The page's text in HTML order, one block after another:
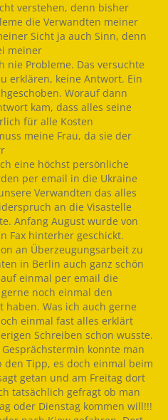
verstehen, denn bisher
die Verwandten meiner
Sicht ja auch Sinn, denn
meiner
nie Probleme. Das versuchte
erklären, keine Antwort. Ein
Worauf dann
kam, dass alles seine
für alle Kosten
meine Frau, da sie der
eine höchst persönliche
per email in die Ukraine
Verwandten das alles
an die Visastelle
Anfang August wurde von
Fax hinterher geschickt.
an Überzeugungsarbeit zu
in Berlin auch ganz schön
einmal per email die
noch einmal den
Was ich auch gerne
einmal fast alles erklärt
Schreiben schon wusste.
konnte man
Tipp, es doch einmal beim
getan und am Freitag dort
tatsächlich gefragt ob man
oder Dienstag kommen will!!!